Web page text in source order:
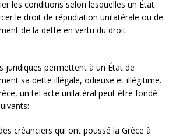
les conditions selon lesquelles un État
le droit de répudiation unilatérale ou de
de la dette en vertu du droit
juridiques permettent à un État de
sa dette illégale, odieuse et illégitime.
un tel acte unilatéral peut être fondé
créanciers qui ont poussé la Grèce à